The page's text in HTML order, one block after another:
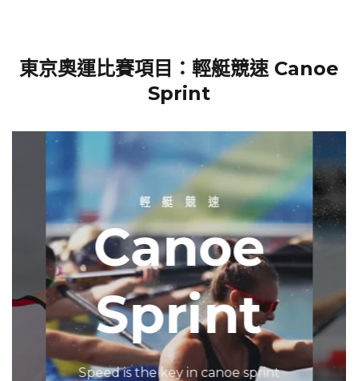
東京奧運比賽項目：輕艇競速 Canoe
Sprint
輕 艇 競 速
Canoe
Sprint
Speed is the key in canoe sprint